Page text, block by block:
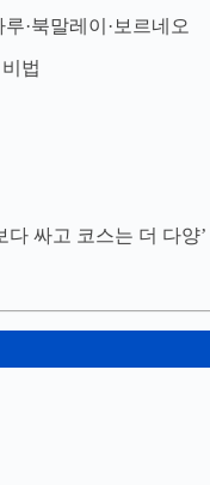
·북말레이·보르네오
법
싸고 코스는 더 다양’